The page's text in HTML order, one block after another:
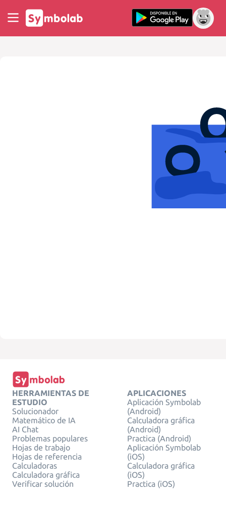
HERRAMIENTAS DE
ESTUDIO
Solucionador
Matemático de IA
AI Chat
Problemas populares
Hojas de trabajo
Hojas de referencia
Calculadoras
Calculadora gráfica
Verificar solución
APLICACIONES
Aplicación Symbolab
(Android)
Calculadora gráfica
(Android)
Practica (Android)
Aplicación Symbolab
(iOS)
Calculadora gráfica
(iOS)
Practica (iOS)